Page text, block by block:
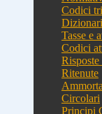
Codici
Tasse e
Codici
Ritenute
Circolari
Principi